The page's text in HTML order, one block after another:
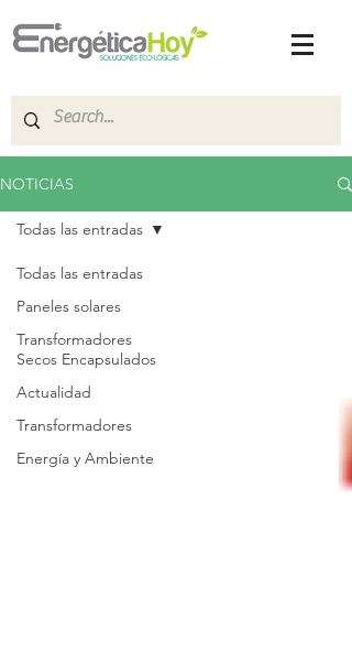
NOTICIAS
Todas las entradas
Paneles solares
Transformadores
Secos Encapsulados
Actualidad
Transformadores
Energía y Ambiente
Todas las entradas